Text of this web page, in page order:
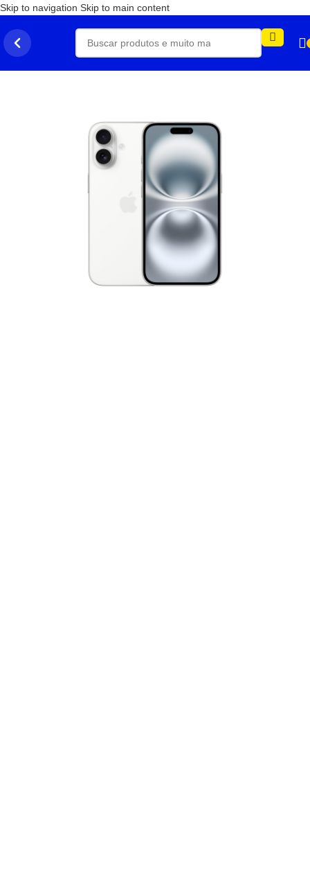
Skip to navigation Skip to main content